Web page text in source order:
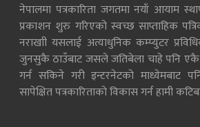
नेपालमा पत्रकारिता जगतमा नयाँ आयाम
प्रकाशन शुरु गरिएको स्वच्छ साप्ताहिक
नराखाी यसलाई अत्याधुनिक कम्प्युटर
जुनसुकै ठाउँबाट जसले जतिबेला चाहे पनि एकै
गर्न सकिने गरी इन्टरनेटको माध्येमबाट
सापेक्षित पत्रकारिताको विकास गर्न हामी